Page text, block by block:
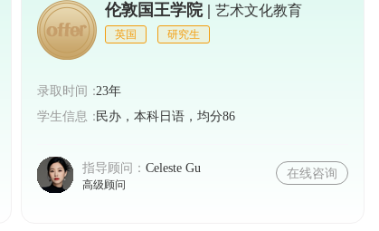
伦敦国王学院 | 艺术文化教育
英国 研究生
录取时间：23年
学生信息：民办，本科日语，均分86
指导顾问： Celeste Gu
高级顾问
在线咨询